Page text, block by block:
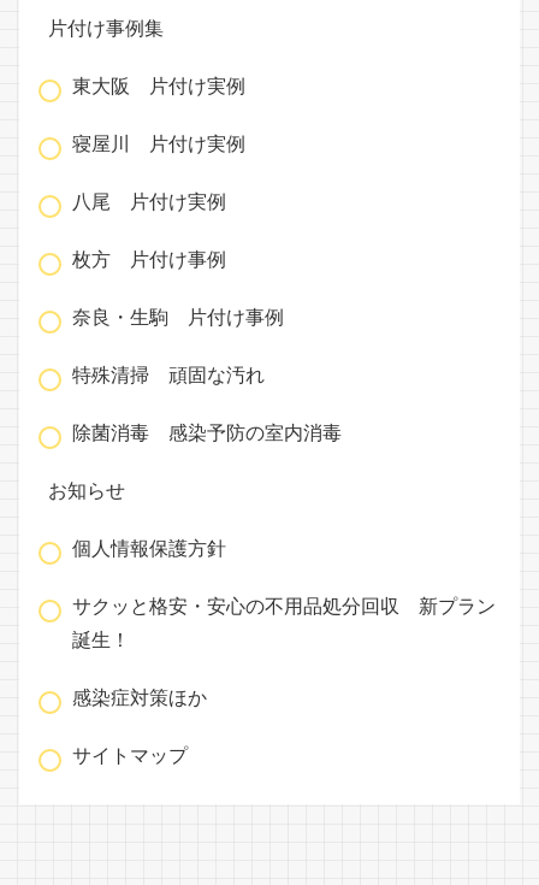
片付け事例集
東大阪 片付け実例
寝屋川 片付け実例
八尾 片付け実例
枚方 片付け事例
奈良・生駒 片付け事例
特殊清掃 頑固な汚れ
除菌消毒 感染予防の室内消毒
お知らせ
個人情報保護方針
サクッと格安・安心の不用品処分回収 新プラン
誕生！
感染症対策ほか
サイトマップ